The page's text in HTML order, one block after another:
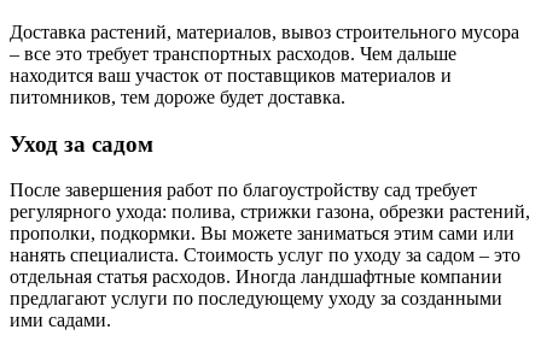
Доставка растений, материалов, вывоз строительного мусора
– все это требует транспортных расходов. Чем дальше
находится ваш участок от поставщиков материалов и
питомников, тем дороже будет доставка.
Уход за садом
После завершения работ по благоустройству сад требует
регулярного ухода: полива, стрижки газона, обрезки растений,
прополки, подкормки. Вы можете заниматься этим сами или
нанять специалиста. Стоимость услуг по уходу за садом – это
отдельная статья расходов. Иногда ландшафтные компании
предлагают услуги по последующему уходу за созданными
ими садами.